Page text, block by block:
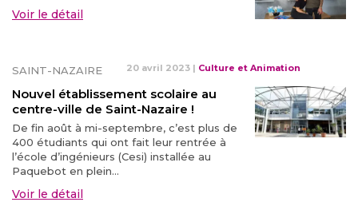
Voir le détail
SAINT-NAZAIRE 20 avril 2023 | Culture et Animation
Nouvel établissement scolaire au
centre-ville de Saint-Nazaire !
De fin août à mi-septembre, c’est plus de
400 étudiants qui ont fait leur rentrée à
l’école d’ingénieurs (Cesi) installée au
Paquebot en plein...
Voir le détail